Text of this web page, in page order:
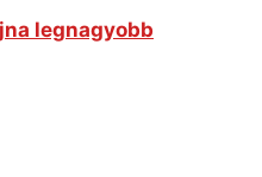
legnagyobb